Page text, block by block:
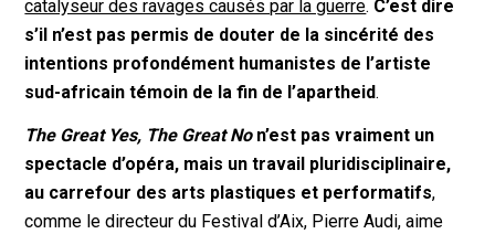
catalyseur des ravages causés par la guerre. C’est dire
s’il n’est pas permis de douter de la sincérité des
intentions profondément humanistes de l’artiste
sud-africain témoin de la fin de l’apartheid.
The Great Yes, The Great No n’est pas vraiment un
spectacle d’opéra, mais un travail pluridisciplinaire,
au carrefour des arts plastiques et performatifs,
comme le directeur du Festival d’Aix, Pierre Audi, aime